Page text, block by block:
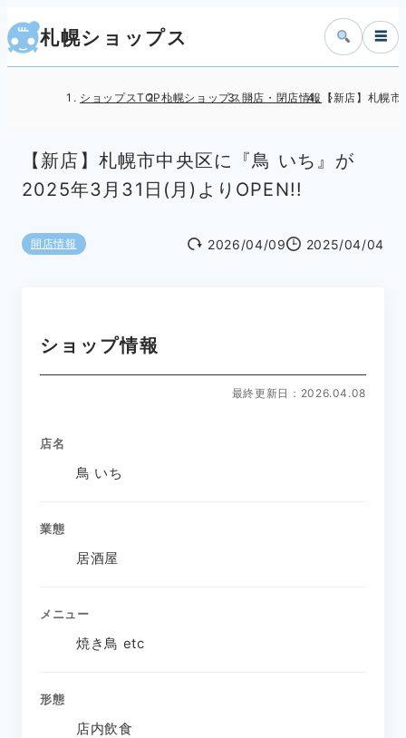
札幌ショップス ☰
ショップスTOP札幌ショップス開店・閉店情報 【新店】札幌
【新店】札幌市中央区に『鳥 いち』が
2025年3月31日(月)よりOPEN!!
開店情報 2026/04/09 2025/04/04
ショップ情報
最終更新日：2026.04.08
店名
鳥 いち
業態
居酒屋
メニュー
焼き鳥 etc
形態
店内飲食